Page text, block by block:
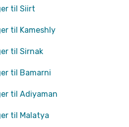
til Siirt
til Kameshly
til Sirnak
til Bamarni
til Adiyaman
til Malatya